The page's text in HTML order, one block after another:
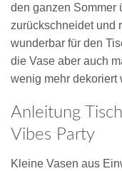
den ganzen Sommer
zurückschneidet und
wunderbar für den
die Vase aber auch
wenig mehr dekoriert
Anleitung
Vibes Party
Kleine Vasen aus